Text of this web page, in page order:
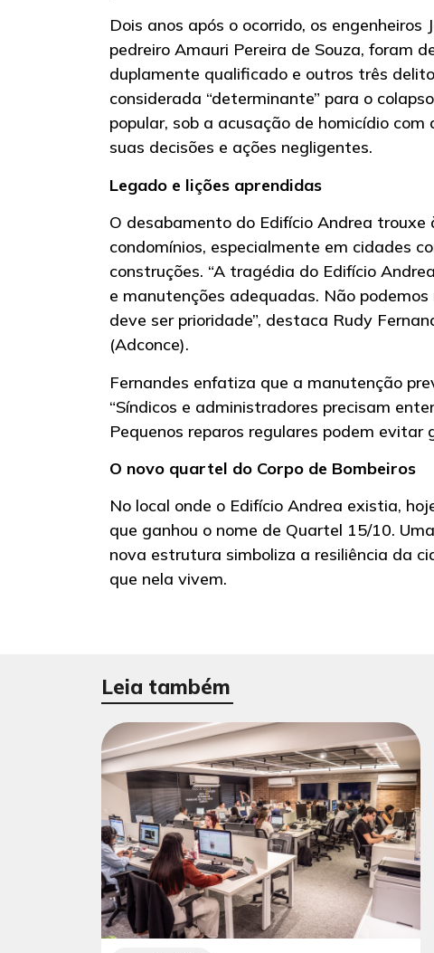
Dois anos após o ocorrido, os
pedreiro Amauri Pereira de Souza, foram
duplamente qualificado e outros três
considerada “determinante” para o
popular, sob a acusação de homicídio
suas decisões e ações negligentes.
Legado e lições aprendidas
O desabamento do Edifício Andrea
condomínios, especialmente em cidades
construções. “A tragédia do Edifício
e manutenções adequadas. Não
deve ser prioridade”, destaca Rudy
(Adconce).
Fernandes enfatiza que a manutenção
“Síndicos e administradores precisam
Pequenos reparos regulares podem
O novo quartel do Corpo de Bombeiros
No local onde o Edifício Andrea existia,
que ganhou o nome de Quartel 15/10.
nova estrutura simboliza a resiliência da
que nela vivem.
Leia também